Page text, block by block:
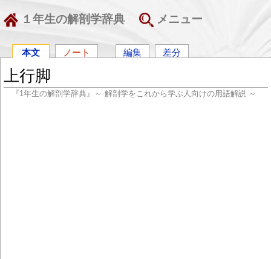
１年生の解剖学辞典 メニュー
本文 ノート 編集 差分
上行脚
『1年生の解剖学辞典』～ 解剖学をこれから学ぶ人向けの用語解説 ～